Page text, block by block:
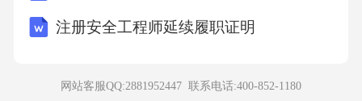
C、中国人欣赏书法多喜欢贯注全神于形式而无
注册安全工程师延续履职证明
网站客服QQ:2881952447 联系电话:400-852-1180